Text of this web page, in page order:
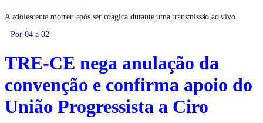
A adolescente morreu após ser coagida durante uma transmissão ao vivo
Por 04 a 02
TRE-CE nega anulação da
convenção e confirma apoio do
União Progressista a Ciro